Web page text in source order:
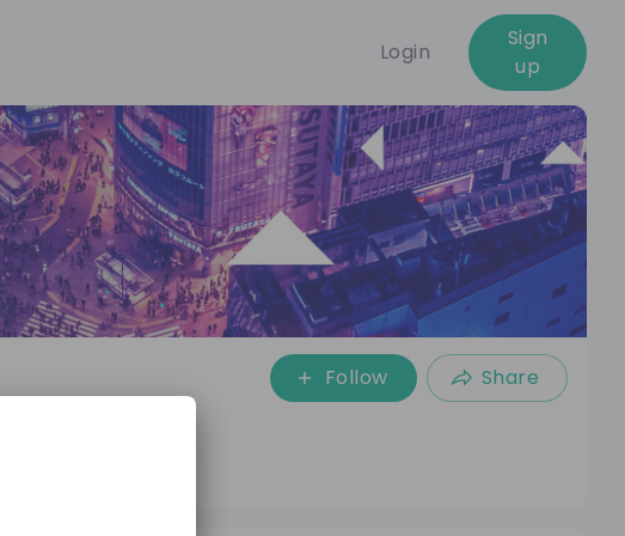
Login
Sign
up
Follow Share